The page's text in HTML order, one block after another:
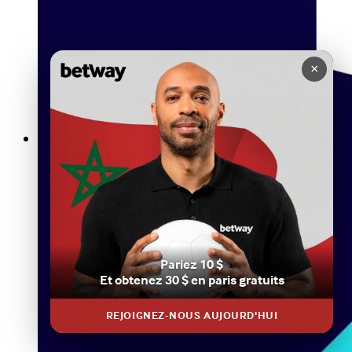
Betway Sports : L’expérience Ultime des Paris Sportifs en
×
Pariez 10 $
Et obtenez 30 $ en paris gratuits
REJOIGNEZ-NOUS AUJOURD'HUI